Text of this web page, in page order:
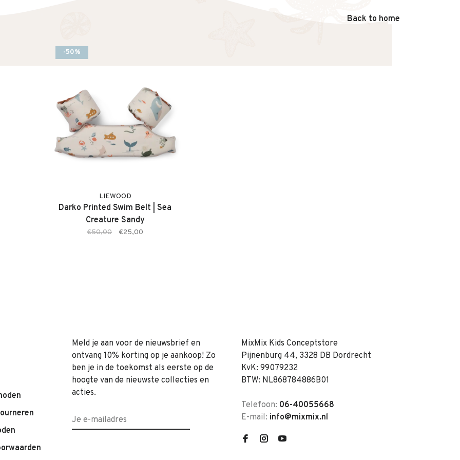
Back to home
-50%
LIEWOOD
Darko Printed Swim Belt | Sea
Creature Sandy
€50,00 €25,00
Meld je aan voor de nieuwsbrief en
ontvang 10% korting op je aankoop! Zo
ben je in de toekomst als eerste op de
hoogte van de nieuwste collecties en
acties.
MixMix Kids Conceptstore
Pijnenburg 44, 3328 DB Dordrecht
KvK: 99079232
BTW: NL868784886B01
Telefoon: 06-40055668
E-mail: info@mixmix.nl